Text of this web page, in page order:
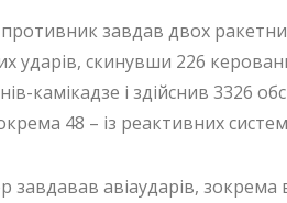
завдав двох
ударів, скинувши 226
камікадзе і здійснив 3326
48 – із реактивних
завдавав авіаударів,